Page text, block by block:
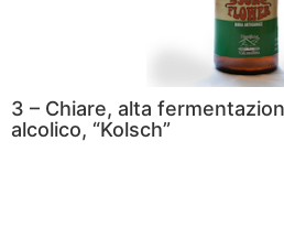
3 – Chiare, alta
alcolico, “Kolsch”